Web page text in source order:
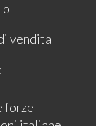
vendita
forze